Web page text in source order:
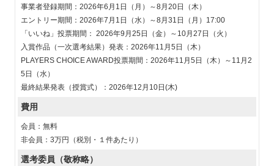
事業者登録期間：2026年6月1日（月）～8月20日（木）
エントリー期間：2026年7月1日（水）～8月31日（月）17:00
「いいね」投票期間： 2026年9月25日（金）～10月27日（火）
入賞作品（一次選考結果）発表：2026年11月5日（木）
PLAYERS CHOICE AWARD投票期間：2026年11月5日（木）～11月2
5日（水）
最終結果発表（授賞式）：2026年12月10日(木)
費用
会員：無料
非会員：3万円（税別・１件あたり）
選考委員 （敬称略）